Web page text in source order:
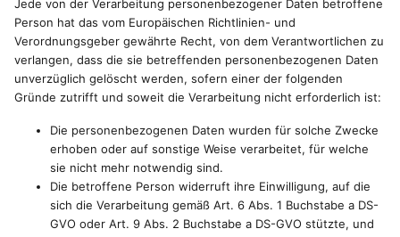
Jede von der Verarbeitung personenbezogener Daten betroffene
Person hat das vom Europäischen Richtlinien- und
Verordnungsgeber gewährte Recht, von dem Verantwortlichen zu
verlangen, dass die sie betreffenden personenbezogenen Daten
unverzüglich gelöscht werden, sofern einer der folgenden
Gründe zutrifft und soweit die Verarbeitung nicht erforderlich ist:
Die personenbezogenen Daten wurden für solche Zwecke
erhoben oder auf sonstige Weise verarbeitet, für welche
sie nicht mehr notwendig sind.
Die betroffene Person widerruft ihre Einwilligung, auf die
sich die Verarbeitung gemäß Art. 6 Abs. 1 Buchstabe a DS-
GVO oder Art. 9 Abs. 2 Buchstabe a DS-GVO stützte, und